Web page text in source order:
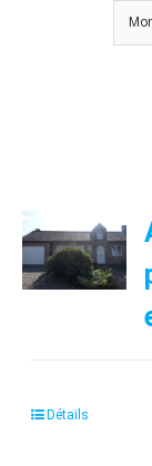
Détails